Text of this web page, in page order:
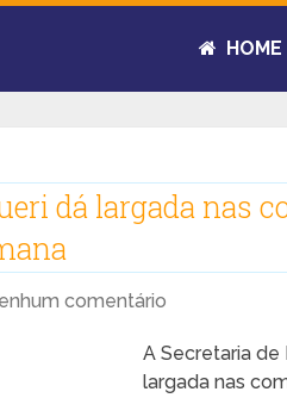
HOME
dá largada nas
comentário
A Secretaria de
largada nas